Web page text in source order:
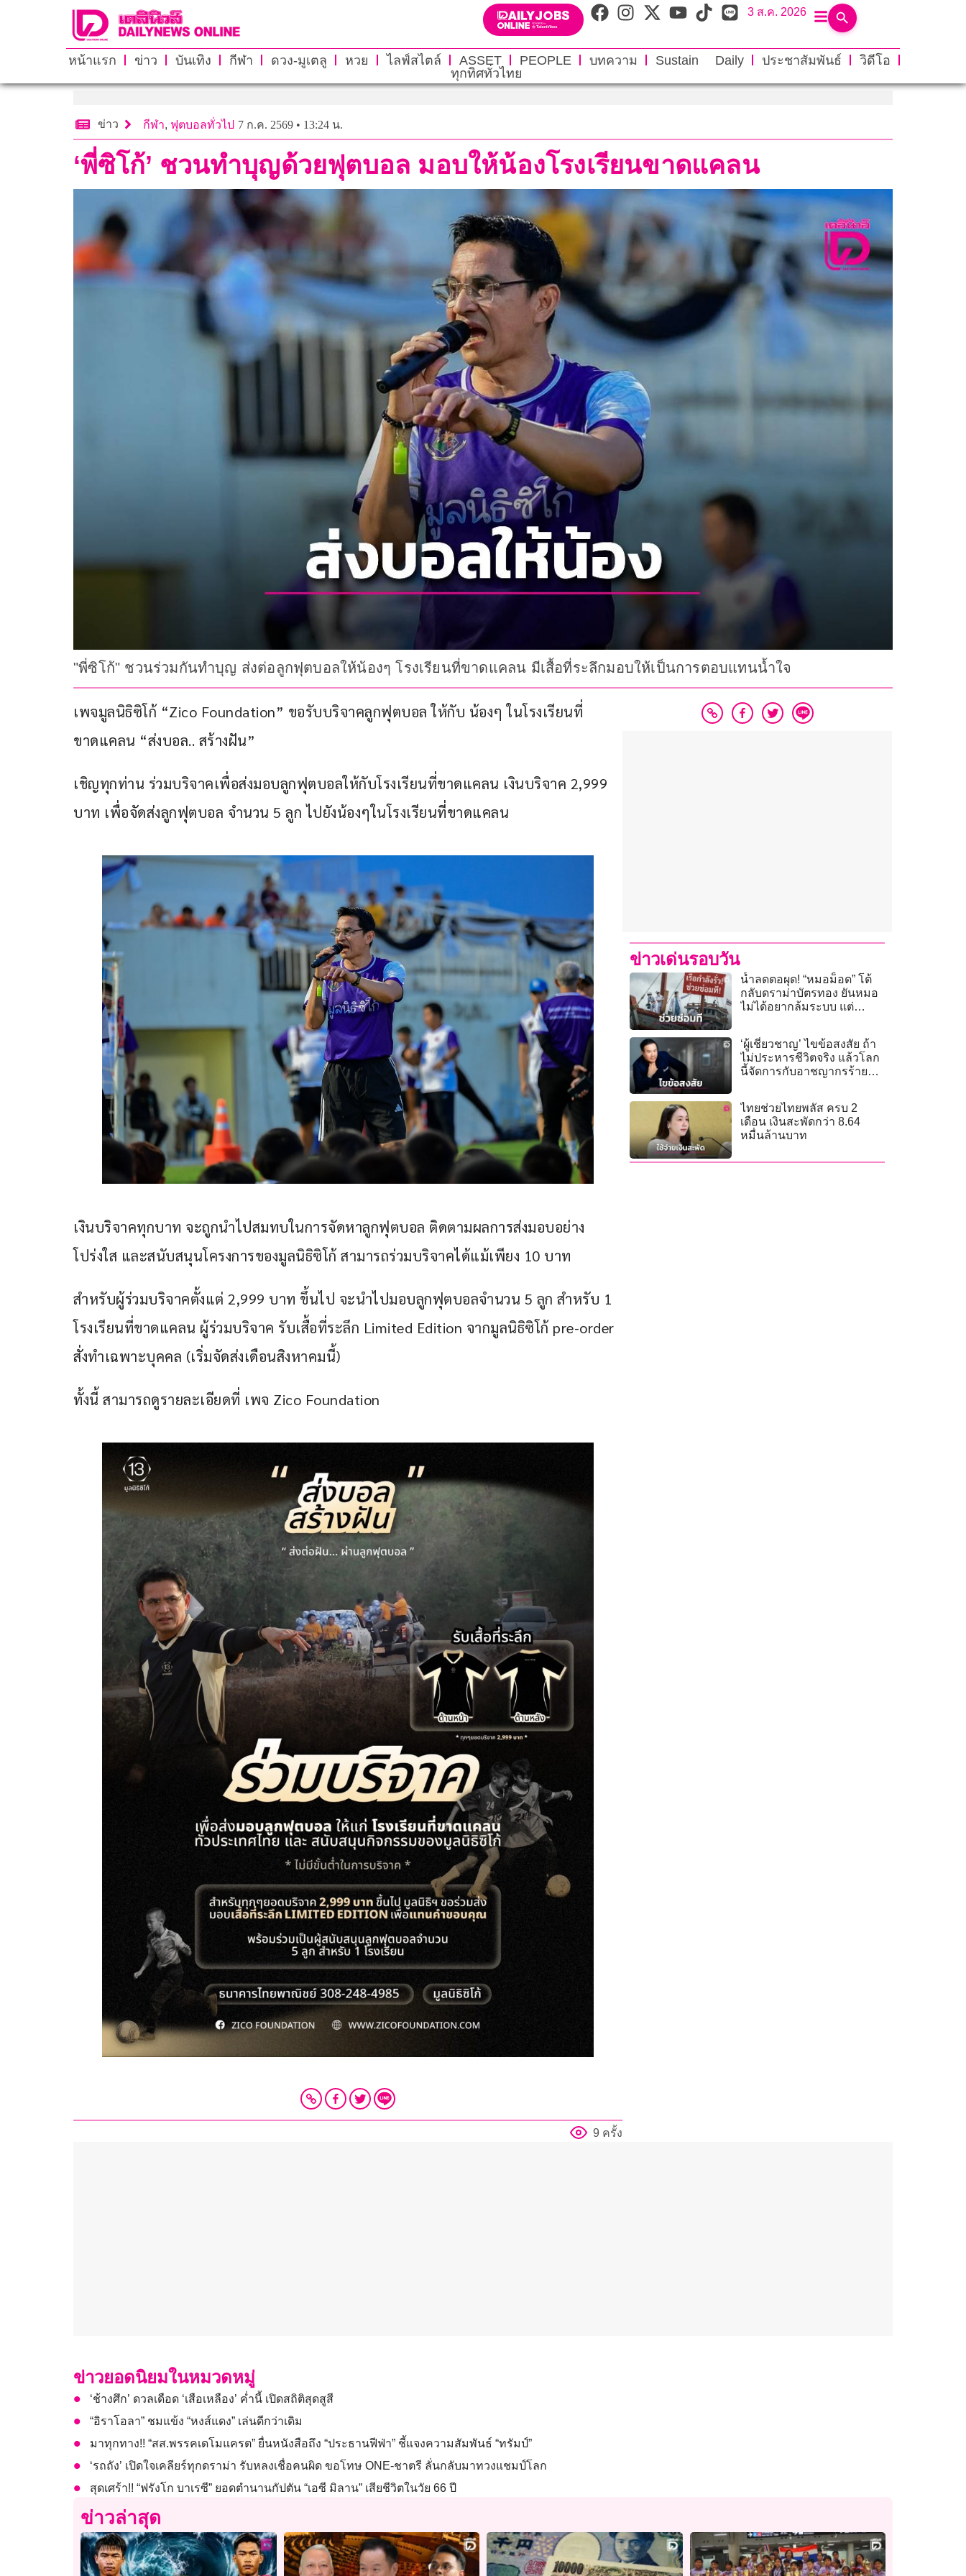
3 ส.ค. 2026
หน้าแรก ข่าว บันเทิง กีฬา ดวง-มูเตลู หวย ไลฟ์สไตล์ ASSET PEOPLE บทความ Sustain Daily ประชาสัมพันธ์
วิดีโอ
ทุกทิศทั่วไทย
ข่าว กีฬา, ฟุตบอลทั่วไป 7 ก.ค. 2569 • 13:24 น.
‘พี่ซิโก้’ ชวนทำบุญด้วยฟุตบอล มอบให้น้องโรงเรียนขาดแคลน
"พี่ซิโก้" ชวนร่วมกันทำบุญ ส่งต่อลูกฟุตบอลให้น้องๆ โรงเรียนที่ขาดแคลน มีเสื้อที่ระลึกมอบให้เป็นการตอบแทนน้ำใจ
เพจมูลนิธิซิโก้ “Zico Foundation” ขอรับบริจาคลูกฟุตบอล ให้กับ น้องๆ ในโรงเรียนที่
ขาดแคลน “ส่งบอล.. สร้างฝัน”
เชิญทุกท่าน ร่วมบริจาคเพื่อส่งมอบลูกฟุตบอลให้กับโรงเรียนที่ขาดแคลน เงินบริจาค 2,999
บาท เพื่อจัดส่งลูกฟุตบอล จำนวน 5 ลูก ไปยังน้องๆในโรงเรียนที่ขาดแคลน
เงินบริจาคทุกบาท จะถูกนำไปสมทบในการจัดหาลูกฟุตบอล ติดตามผลการส่งมอบอย่าง
โปร่งใส และสนับสนุนโครงการของมูลนิธิซิโก้ สามารถร่วมบริจาคได้แม้เพียง 10 บาท
สำหรับผู้ร่วมบริจาคตั้งแต่ 2,999 บาท ขึ้นไป จะนำไปมอบลูกฟุตบอลจำนวน 5 ลูก สำหรับ 1
โรงเรียนที่ขาดแคลน ผู้ร่วมบริจาค รับเสื้อที่ระลึก Limited Edition จากมูลนิธิซิโก้ pre-order
สั่งทำเฉพาะบุคคล (เริ่มจัดส่งเดือนสิงหาคมนี้)
ทั้งนี้ สามารถดูรายละเอียดที่ เพจ Zico Foundation
9 ครั้ง
ข่าวเด่นรอบวัน
น้ำลดตอผุด! “หมอม็อด” โต้
กลับดราม่าบัตรทอง ยันหมอ
ไม่ได้อยากล้มระบบ แต่
‘ผู้เชี่ยวชาญ’ ไขข้อสงสัย ถ้า
ไม่ประหารชีวิตจริง แล้วโลก
นี้จัดการกับอาชญากรร้าย
ไทยช่วยไทยพลัส ครบ 2
เดือน เงินสะพัดกว่า 8.64
หมื่นล้านบาท
ข่าวยอดนิยมในหมวดหมู่
‘ช้างศึก’ ดวลเดือด ‘เสือเหลือง’ ค่ำนี้ เปิดสถิติสุดสูสี
“อิราโอลา” ชมแข้ง “หงส์แดง” เล่นดีกว่าเดิม
มาทุกทาง!! “สส.พรรคเดโมแครต” ยื่นหนังสือถึง “ประธานฟีฟ่า” ชี้แจงความสัมพันธ์ “ทรัมป์”
‘รถถัง’ เปิดใจเคลียร์ทุกดราม่า รับหลงเชื่อคนผิด ขอโทษ ONE-ชาตรี ลั่นกลับมาทวงแชมป์โลก
สุดเศร้า!! “ฟรังโก บาเรซี” ยอดตำนานกัปตัน “เอซี มิลาน” เสียชีวิตในวัย 66 ปี
ข่าวล่าสุด